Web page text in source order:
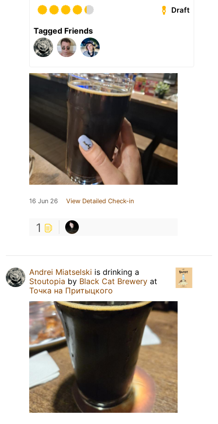
Draft
Tagged Friends
16 Jun 26 View Detailed Check-in
1
Andrei Miatselski is drinking a
Stoutopia by Black Cat Brewery at
Точка на Притыцкого